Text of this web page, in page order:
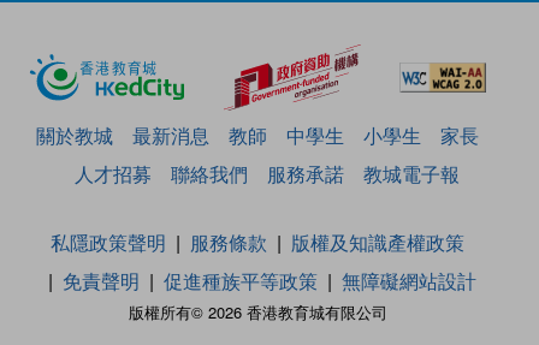
關於教城 最新消息 教師 中學生 小學生
家長
人才招募
聯絡我們 服務承諾 教城電子報
版權所有© 2026 香港教育城有限公司
私隱政策聲明 服務條款
版權及知識產權政策
免責聲明
促進種族平等政策 無障礙網站設計